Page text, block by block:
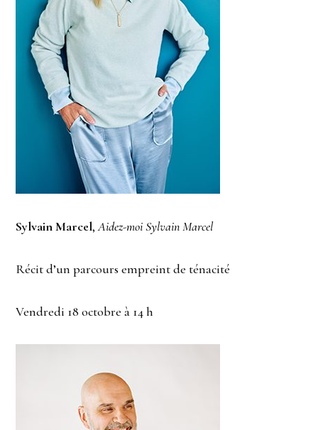
Sylvain Marcel,Aidez-moi Sylvain Marcel
Récit d’un parcours empreint de ténacité
Vendredi 18 octobre à 14 h